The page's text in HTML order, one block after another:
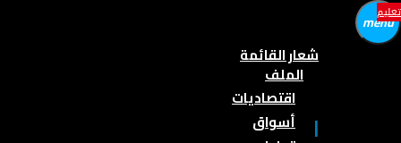
menu
شعار القائمة
الملف
اقتصاديات
أسواق
تعليم